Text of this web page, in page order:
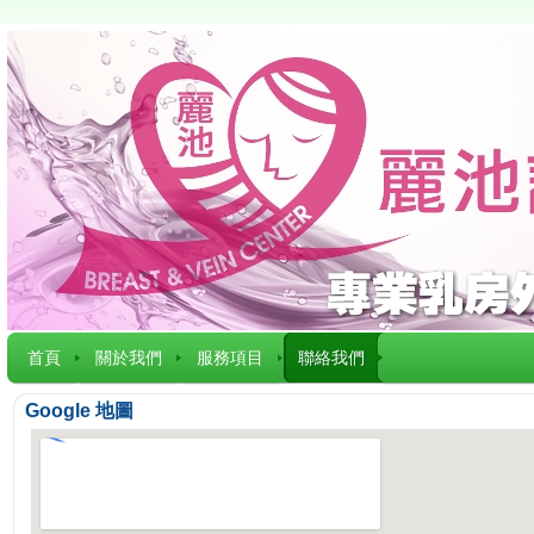
首頁 關於我們 服務項目 聯絡我們
Google 地圖